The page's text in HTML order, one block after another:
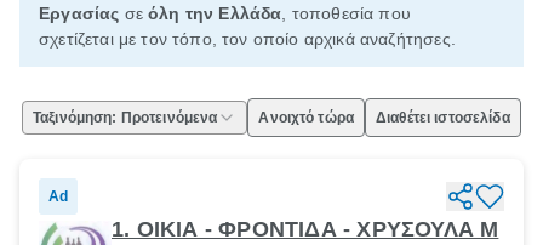
Εργασίας σεόλη την Ελλάδα , τοποθεσία που
σχετίζεται με τον τόπο, τον οποίο αρχικά αναζήτησες.
Ταξινόμηση: Προτεινόμενα Ανοιχτό τώρα Διαθέτει ιστοσελίδα
Ad
1. ΟΙΚΙΑ - ΦΡΟΝΤΙΔΑ - ΧΡΥΣΟΥΛΑ Μ